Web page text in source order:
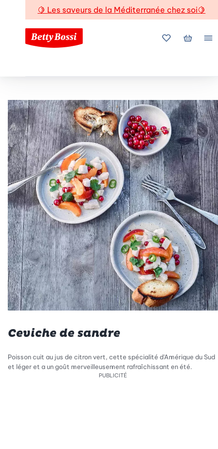
🍋 Les saveurs de la Méditerranée chez soi🍋
Mes favoris
Mon
Ceviche de sandre
Poisson cuit au jus de citron vert, cette spécialité d'Amérique du Sud
et léger et a un goût merveilleusement rafraîchissant en été.
PUBLICITÉ